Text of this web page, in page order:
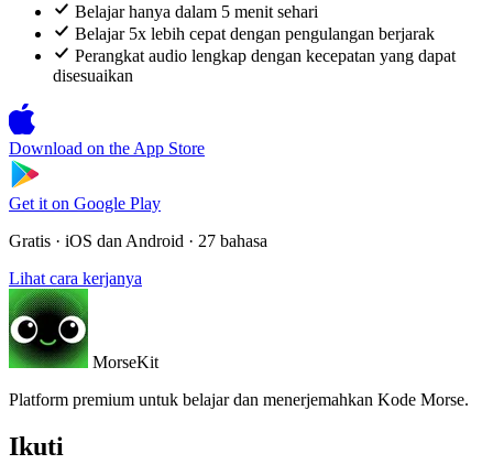
Belajar hanya dalam 5 menit sehari
Belajar 5x lebih cepat dengan pengulangan berjarak
Perangkat audio lengkap dengan kecepatan yang dapat
disesuaikan
Download on the App Store
Get it on Google Play
Gratis · iOS dan Android · 27 bahasa
Lihat cara kerjanya
MorseKit
Platform premium untuk belajar dan menerjemahkan Kode Morse.
Ikuti